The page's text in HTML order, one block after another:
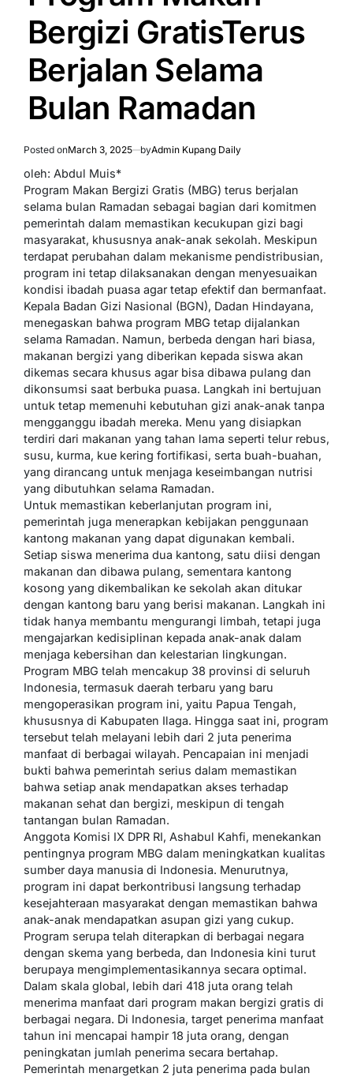
Bergizi GratisTerus
Berjalan Selama
Bulan Ramadan
Posted onMarch 3, 2025 byAdmin Kupang Daily
oleh: Abdul Muis*
Program Makan Bergizi Gratis (MBG) terus berjalan
selama bulan Ramadan sebagai bagian dari komitmen
pemerintah dalam memastikan kecukupan gizi bagi
masyarakat, khususnya anak-anak sekolah. Meskipun
terdapat perubahan dalam mekanisme pendistribusian,
program ini tetap dilaksanakan dengan menyesuaikan
kondisi ibadah puasa agar tetap efektif dan bermanfaat.
Kepala Badan Gizi Nasional (BGN), Dadan Hindayana,
menegaskan bahwa program MBG tetap dijalankan
selama Ramadan. Namun, berbeda dengan hari biasa,
makanan bergizi yang diberikan kepada siswa akan
dikemas secara khusus agar bisa dibawa pulang dan
dikonsumsi saat berbuka puasa. Langkah ini bertujuan
untuk tetap memenuhi kebutuhan gizi anak-anak tanpa
mengganggu ibadah mereka. Menu yang disiapkan
terdiri dari makanan yang tahan lama seperti telur rebus,
susu, kurma, kue kering fortifikasi, serta buah-buahan,
yang dirancang untuk menjaga keseimbangan nutrisi
yang dibutuhkan selama Ramadan.
Untuk memastikan keberlanjutan program ini,
pemerintah juga menerapkan kebijakan penggunaan
kantong makanan yang dapat digunakan kembali.
Setiap siswa menerima dua kantong, satu diisi dengan
makanan dan dibawa pulang, sementara kantong
kosong yang dikembalikan ke sekolah akan ditukar
dengan kantong baru yang berisi makanan. Langkah ini
tidak hanya membantu mengurangi limbah, tetapi juga
mengajarkan kedisiplinan kepada anak-anak dalam
menjaga kebersihan dan kelestarian lingkungan.
Program MBG telah mencakup 38 provinsi di seluruh
Indonesia, termasuk daerah terbaru yang baru
mengoperasikan program ini, yaitu Papua Tengah,
khususnya di Kabupaten Ilaga. Hingga saat ini, program
tersebut telah melayani lebih dari 2 juta penerima
manfaat di berbagai wilayah. Pencapaian ini menjadi
bukti bahwa pemerintah serius dalam memastikan
bahwa setiap anak mendapatkan akses terhadap
makanan sehat dan bergizi, meskipun di tengah
tantangan bulan Ramadan.
Anggota Komisi IX DPR RI, Ashabul Kahfi, menekankan
pentingnya program MBG dalam meningkatkan kualitas
sumber daya manusia di Indonesia. Menurutnya,
program ini dapat berkontribusi langsung terhadap
kesejahteraan masyarakat dengan memastikan bahwa
anak-anak mendapatkan asupan gizi yang cukup.
Program serupa telah diterapkan di berbagai negara
dengan skema yang berbeda, dan Indonesia kini turut
berupaya mengimplementasikannya secara optimal.
Dalam skala global, lebih dari 418 juta orang telah
menerima manfaat dari program makan bergizi gratis di
berbagai negara. Di Indonesia, target penerima manfaat
tahun ini mencapai hampir 18 juta orang, dengan
peningkatan jumlah penerima secara bertahap.
Pemerintah menargetkan 2 juta penerima pada bulan